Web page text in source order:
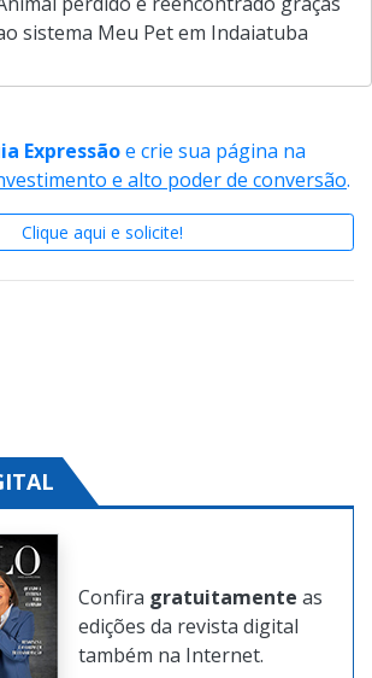
sistema Meu Pet em Indaiatuba
Expressãoe crie sua página na
e alto poder de conversão
Clique aqui e solicite!
Confiragratuitamente